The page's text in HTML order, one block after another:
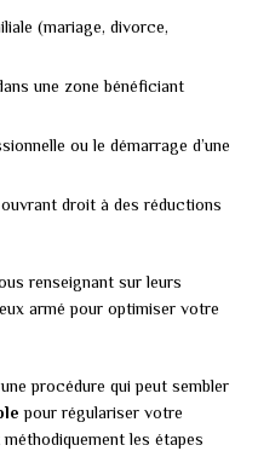
(mariage, divorce,
une zone bénéficiant
ou le démarrage d’une
droit à des réductions
renseignant sur leurs
armé pour optimiser votre
procédure qui peut sembler
pour régulariser votre
les étapes